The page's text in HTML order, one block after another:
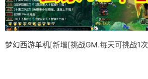
梦幻西游单机[新增[挑战GM.每天可挑战1次